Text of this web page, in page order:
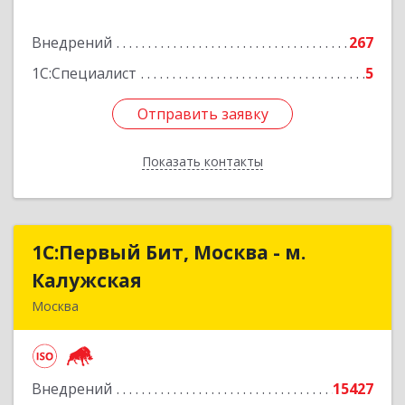
Внедрений
267
1С:Специалист
5
Отправить заявку
Показать контакты
Отправить заявку
Назад
1С:Первый Бит, Москва - м.
Калужская
Москва
Внедрений
15427
1С:Первый Бит, Москва - м.
Подробнее